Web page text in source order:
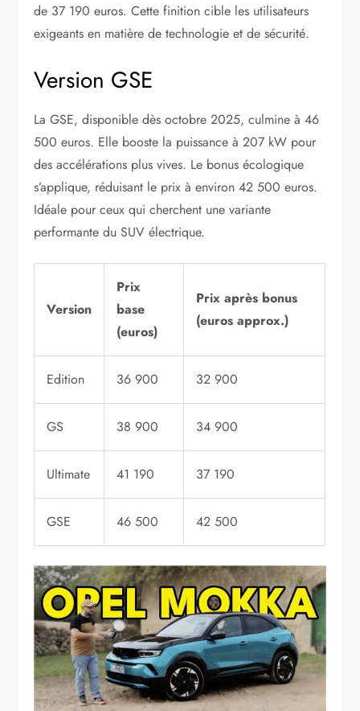
de 37 190 euros. Cette finition cible les utilisateurs
exigeants en matière de technologie et de sécurité.
Version GSE
La GSE, disponible dès octobre 2025, culmine à 46
500 euros. Elle booste la puissance à 207 kW pour
des accélérations plus vives. Le bonus écologique
s’applique, réduisant le prix à environ 42 500 euros.
Idéale pour ceux qui cherchent une variante
performante du SUV électrique.
Version
Prix
base
(euros)
Prix après bonus
(euros approx.)
Edition 36 900 32 900
GS 38 900 34 900
Ultimate 41 190 37 190
GSE 46 500 42 500